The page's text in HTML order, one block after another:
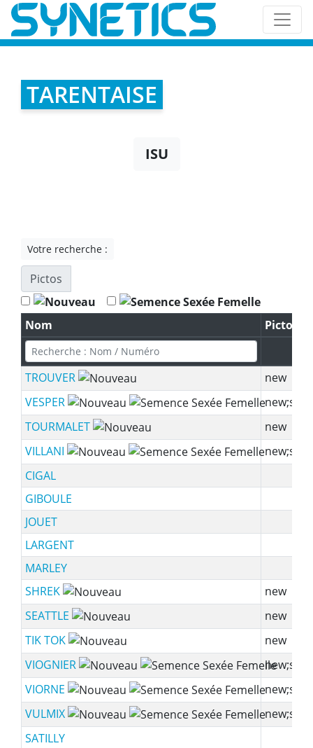
TARENTAISE
ISU
Votre recherche :
Pictos
Nom Pictos
TROUVER
new
VESPER
new;ssf
TOURMALET
new
VILLANI
new;ssf
CIGAL
GIBOULE
JOUET
LARGENT
MARLEY
SHREK
new
SEATTLE
new
TIK TOK
new
VIOGNIER
new;ssf
VIORNE
new;ssf
VULMIX
new;ssf
SATILLY